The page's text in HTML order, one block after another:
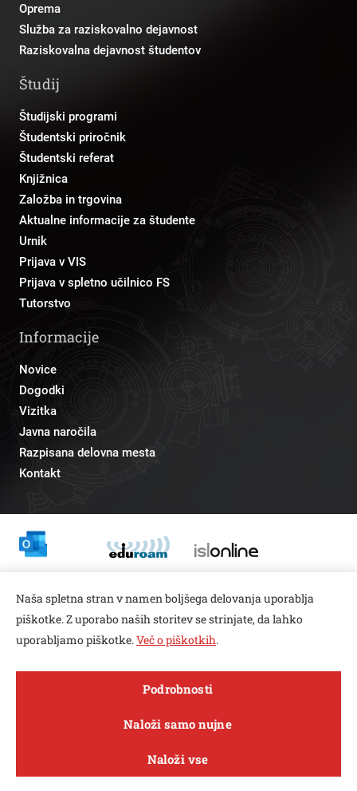
Open toolbar
O fakulteti Študij inovacije Sporočila
Oprema
Služba za raziskovalno dejavnost
Raziskovalna dejavnost študentov
Študij
Študijski programi
Študentski priročnik
Študentski referat
Knjižnica
Založba in trgovina
Aktualne informacije za študente
Urnik
Prijava v VIS
Prijava v spletno učilnico FS
Tutorstvo
Informacije
Novice
Dogodki
Vizitka
Javna naročila
Razpisana delovna mesta
Kontakt
pr@fs.uni-lj.si
Naša spletna stran v namen boljšega delovanja uporablja
piškotke. Z uporabo naših storitev se strinjate, da lahko
uporabljamo piškotke.Več o piškotkih.
Podrobnosti
Naloži samo nujne
Naloži vse